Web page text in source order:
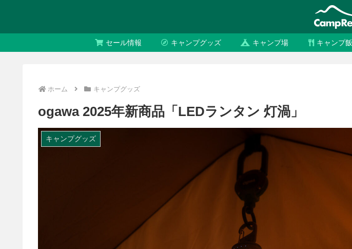
セール情報 キャンプグッズ キャンプ場 キャンプ飯
ホーム キャンプグッズ
ogawa 2025年新商品「LEDランタン 灯渦」
キャンプグッズ